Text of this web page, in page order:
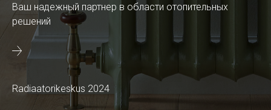
Ваш надежный партнер в области отопительных
решений
Radiaatorikeskus 2024